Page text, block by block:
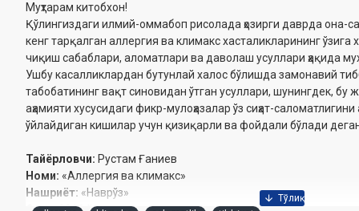
Муҳтарам китобхон!
Қўлингиздаги илмий-оммабоп рисолада ҳозирги даврда она-
кенг тарқалган аллергия ва климакс хасталикларининг ўзига
чиқиш сабаблари, аломатлари ва даволаш усуллари ҳақида
Ушбу касалликлардан бутунлай халос бўлишда замонавий
табобатининг вақт синовидан ўтган усуллари, шунингдек, бу
аҳамияти хусусидаги фикр-мулоҳазалар ўз сиҳат-
ўйлайдиган кишилар учун қизиқарли ва фойдали бўлади
Тайёрловчи: Рустам Ғаниев
Номи: «Аллергия ва климакс»
Нашриёт: «Наврўз»